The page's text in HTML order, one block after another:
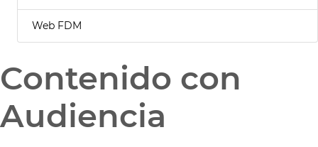
Web FDM
Contenido con
Audiencia